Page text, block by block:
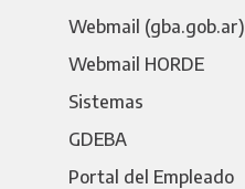
Webmail (gba.gob.ar)
Webmail HORDE
Sistemas
GDEBA
Portal del Empleado